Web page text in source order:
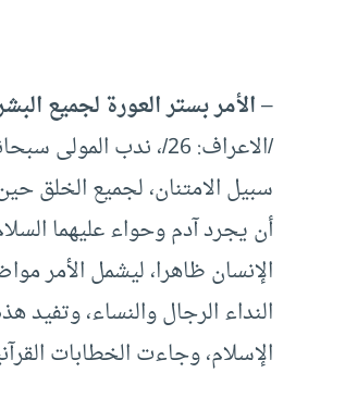
–الأمر بستر العورة لجميع
/الاعراف: 26/، ندب
سبيل الامتنان، لجميع الخلق
أن يجرد آدم وحواء عليهما
الإنسان ظاهرا، ليشمل الأمر
النداء الرجال والنساء،
الإسلام، وجاءت الخطابات